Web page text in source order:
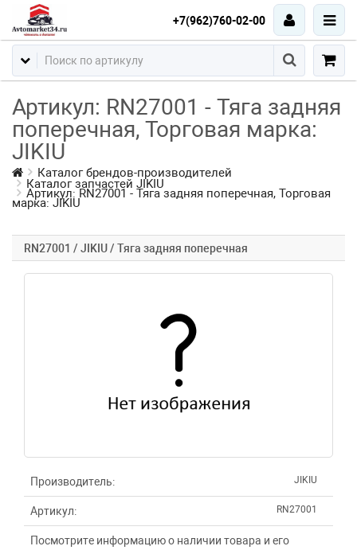
+7(962)760-02-00
Артикул: RN27001 - Тяга задняя
поперечная, Торговая марка:
JIKIU
Каталог брендов-производителей
Каталог запчастей JIKIU
Артикул: RN27001 - Тяга задняя поперечная, Торговая
марка: JIKIU
RN27001 / JIKIU / Тяга задняя поперечная
Производитель: JIKIU
Артикул: RN27001
Посмотрите информацию о наличии товара и его